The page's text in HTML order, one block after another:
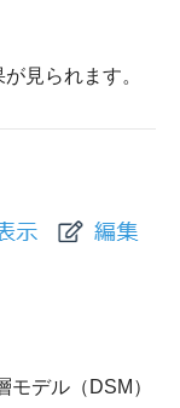
見られます。
モデル（DSM）